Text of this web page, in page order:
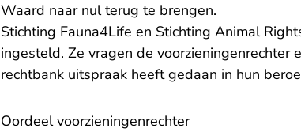
Waard naar nul terug te brengen.
Stichting Fauna4Life en Stichting Animal
ingesteld. Ze vragen de voorzieningenrechter
rechtbank uitspraak heeft gedaan in hun
Oordeel voorzieningenrechter